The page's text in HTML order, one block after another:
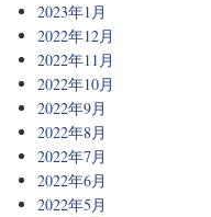
2023年1月
2022年12月
2022年11月
2022年10月
2022年9月
2022年8月
2022年7月
2022年6月
2022年5月